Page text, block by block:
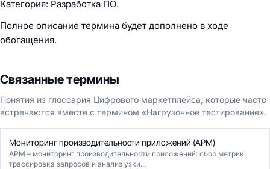
Категория: Разработка ПО.
Полное описание термина будет дополнено в ходе
обогащения.
Связанные термины
Понятия из глоссария Цифрового маркетплейса, которые часто
встречаются вместе с термином «Нагрузочное тестирование».
Мониторинг производительности приложений (APM)
APM – мониторинг производительности приложений: сбор метрик,
трассировка запросов и анализ узки...